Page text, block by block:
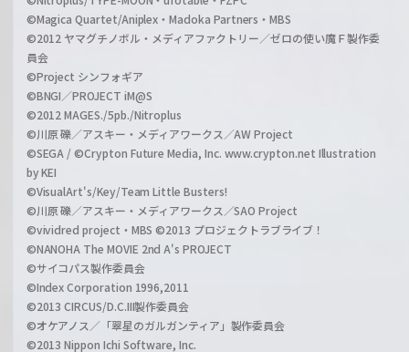
©Magica Quartet/Aniplex・Madoka Partners・MBS
©2012 ヤマグチノボル・メディアファクトリー／ゼロの使い魔Ｆ製作委
員会
©Project シンフォギア
©BNGI／PROJECT iM@S
©2012 MAGES./5pb./Nitroplus
©川原 礫／アスキー・メディアワークス／AW Project
©SEGA / ©Crypton Future Media, Inc. www.crypton.net Illustration
by KEI
©VisualArt's/Key/Team Little Busters!
©川原 礫／アスキー・メディアワークス／SAO Project
©vividred project・MBS ©2013 プロジェクトラブライブ！
©NANOHA The MOVIE 2nd A's PROJECT
©サイコパス製作委員会
©Index Corporation 1996,2011
©2013 CIRCUS/D.C.III製作委員会
©オケアノス／「翠星のガルガンティア」製作委員会
©2013 Nippon Ichi Software, Inc.